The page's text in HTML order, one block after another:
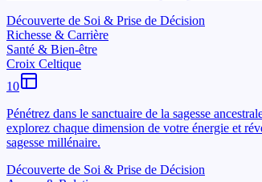
Découverte de Soi & Prise de Décision
Richesse & Carrière
Santé & Bien-être
Croix Celtique
10
Pénétrez dans le sanctuaire de la sagesse
explorez chaque dimension de votre énergie et
sagesse millénaire.
Découverte de Soi & Prise de Décision